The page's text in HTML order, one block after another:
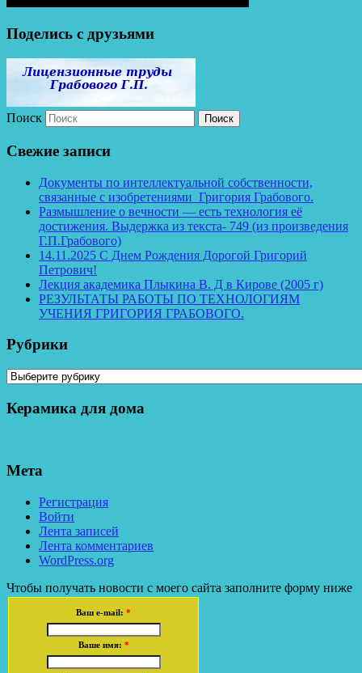
Поделись с друзьями
Поиск
Свежие записи
Документы по интеллектуальной собственности,
связанные с изобретениями Григория Грабового.
Размышление о вечности — есть технология её
достижения. Выдержка из текста- 749 (из произведения
Г.П.Грабового)
14.11.2025 С Днем Рождения Дорогой Григорий
Петрович!
Лекция академика Плыкина В. Д в Кирове (2005 г)
РЕЗУЛЬТАТЫ РАБОТЫ ПО ТЕХНОЛОГИЯМ
УЧЕНИЯ ГРИГОРИЯ ГРАБОВОГО.
Рубрики
Рубрики
Керамика для дома
Мета
Регистрация
Войти
Лента записей
Лента комментариев
WordPress.org
Чтобы получать новости с моего сайта заполните форму ниже
Ваш e-mail: *
Ваше имя: *